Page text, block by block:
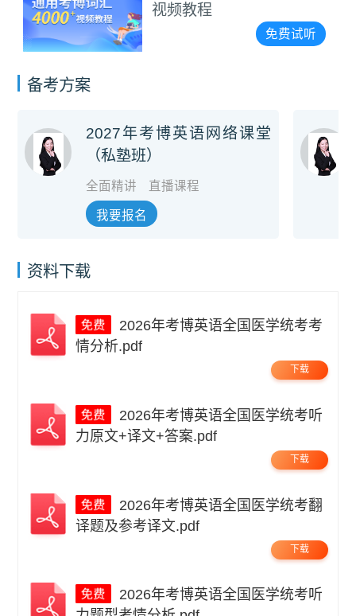
视频教程
免费试听
备考方案
2027年考博英语网络课堂
（私塾班）
全面精讲 直播课程
我要报名
资料下载
情分析.pdf
下载
力原文+译文+答案.pdf
下载
译题及参考译文.pdf
下载